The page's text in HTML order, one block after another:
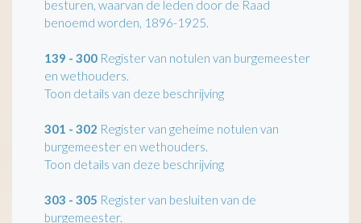
besturen, waarvan de leden door de Raad
benoemd worden, 1896-1925.
139 - 300 Register van notulen van burgemeester
en wethouders.
Toon details van deze beschrijving
301 - 302 Register van geheime notulen van
burgemeester en wethouders.
Toon details van deze beschrijving
303 - 305 Register van besluiten van de
burgemeester.